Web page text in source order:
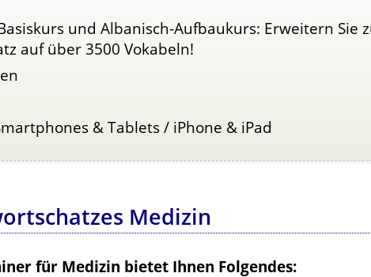
und Albanisch-Aufbaukurs: Erweitern Sie
auf über 3500 Vokabeln!
& Tablets / iPhone & iPad
Medizin
für Medizin bietet Ihnen Folgendes: